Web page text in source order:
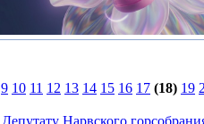
9 10 11 12 13 14 15 16 17 (18) 19
Депутату Нарвского